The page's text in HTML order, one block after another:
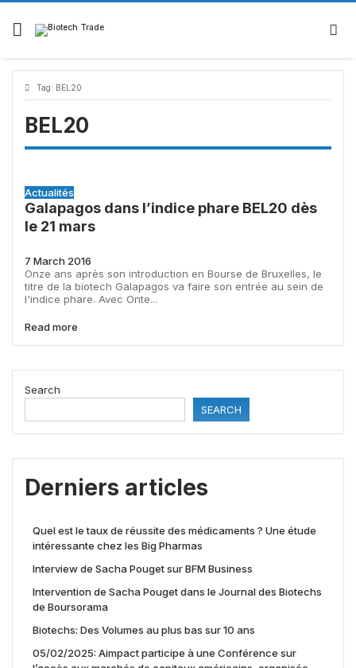
Tag: BEL20
BEL20
Actualités
Galapagos dans l’indice phare BEL20 dès
le 21 mars
7 March 2016
Onze ans après son introduction en Bourse de Bruxelles, le
titre de la biotech Galapagos va faire son entrée au sein de
l'indice phare. Avec Onte...
Read more
Search
SEARCH
Derniers articles
Quel est le taux de réussite des médicaments ? Une étude
intéressante chez les Big Pharmas
Interview de Sacha Pouget sur BFM Business
Intervention de Sacha Pouget dans le Journal des Biotechs
de Boursorama
Biotechs: Des Volumes au plus bas sur 10 ans
05/02/2025: Aimpact participe à une Conférence sur